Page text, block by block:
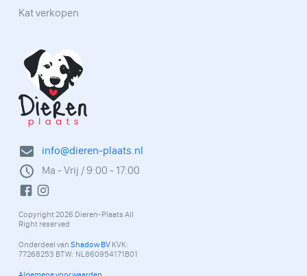
info@dieren-plaats.nl
Ma - Vrij / 9:00 - 17:00
Copyright 2026 Dieren-Plaats All
Right reserved
Onderdeel van Shadow BV KVK:
77268253 BTW: NL860954171B01
Kat verkopen